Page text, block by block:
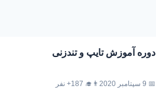
دوره آموزش تایپ و تندزنی
📅 9 سپتامبر 2020 👨‍🎓 187+ نفر